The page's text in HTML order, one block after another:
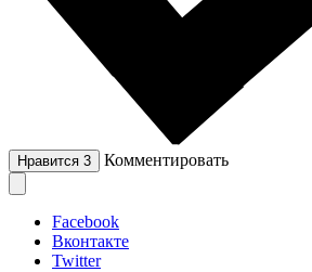
Нравится 3 Комментировать
Facebook
Вконтакте
Twitter